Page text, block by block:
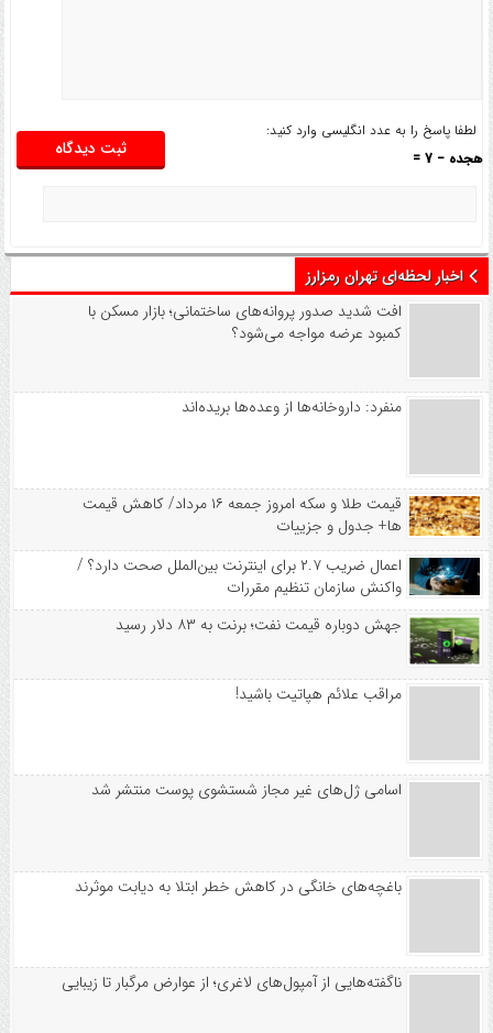
لطفا پاسخ را به عدد انگلیسی وارد کنید:
هجده − 7 =
اخبار لحظه‌ای تهران رمزارز
افت شدید صدور پروانه‌های ساختمانی؛ بازار مسکن با
کمبود عرضه مواجه می‌شود؟
منفرد: داروخانه‌ها از وعده‌ها بریده‌اند
قیمت طلا و سکه امروز جمعه ۱۶ مرداد/ کاهش قیمت
ها+ جدول و جزییات
اعمال ضریب ۲.۷ برای اینترنت بین‌الملل صحت دارد؟ /
واکنش سازمان تنظیم مقررات
جهش دوباره قیمت نفت؛ برنت به ۸۳ دلار رسید
مراقب علائم هپاتیت باشید!
اسامی ژل‌های غیر مجاز شستشوی پوست منتشر شد
باغچه‌های خانگی در کاهش خطر ابتلا به دیابت موثرند
ناگفته‌هایی از آمپول‌های لاغری؛ از عوارض مرگبار تا زیبایی